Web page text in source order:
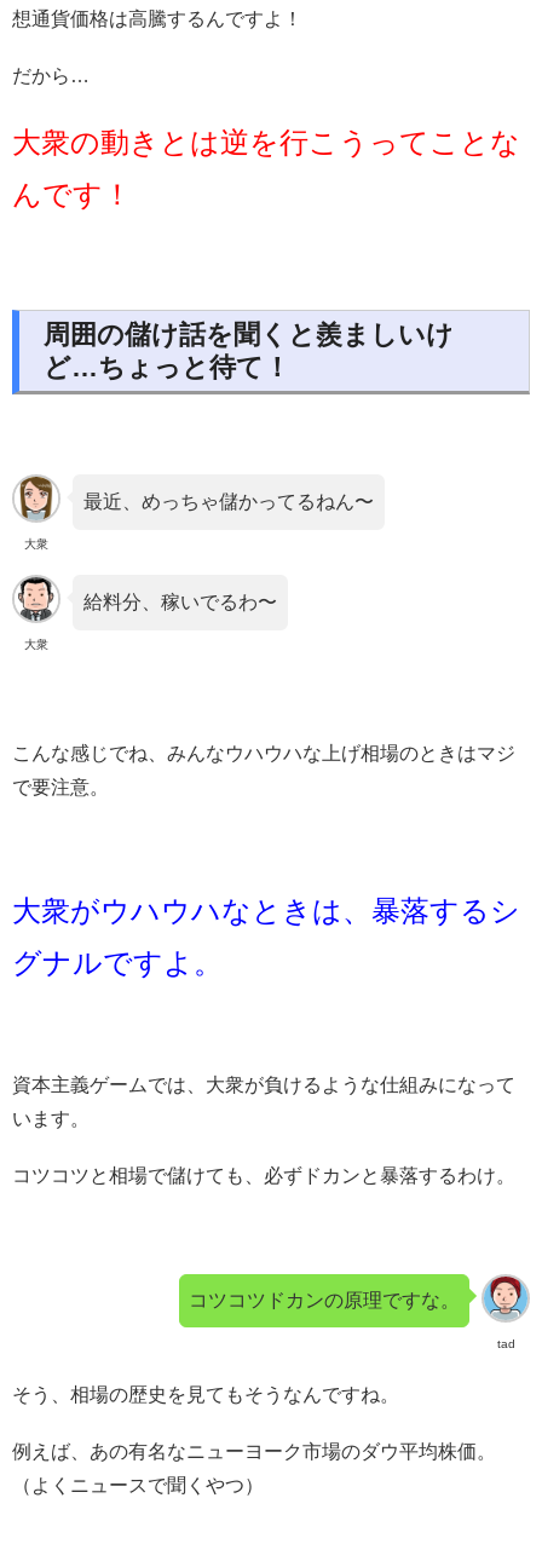
想通貨価格は高騰するんですよ！
だから…
大衆の動きとは逆を行こうってことな
んです！
周囲の儲け話を聞くと羨ましいけ
ど…ちょっと待て！
大衆
最近、めっちゃ儲かってるねん〜
大衆
給料分、稼いでるわ〜
こんな感じでね、みんなウハウハな上げ相場のときはマジ
で要注意。
大衆がウハウハなときは、暴落するシ
グナルですよ。
資本主義ゲームでは、大衆が負けるような仕組みになって
います。
コツコツと相場で儲けても、必ずドカンと暴落するわけ。
tad
コツコツドカンの原理ですな。
そう、相場の歴史を見てもそうなんですね。
例えば、あの有名なニューヨーク市場のダウ平均株価。
（よくニュースで聞くやつ）